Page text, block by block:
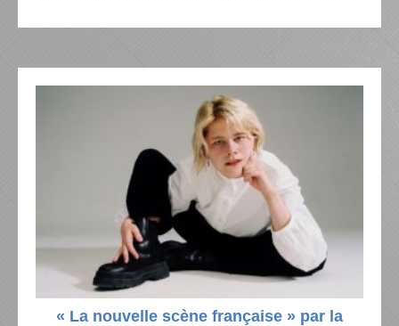
« La nouvelle scène française » par la